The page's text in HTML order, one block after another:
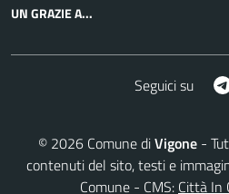
UN GRAZIE A...
Seguici su
© 2026 Comune diVigone -
contenuti del sito, testi e
Comune - CMS: Città In